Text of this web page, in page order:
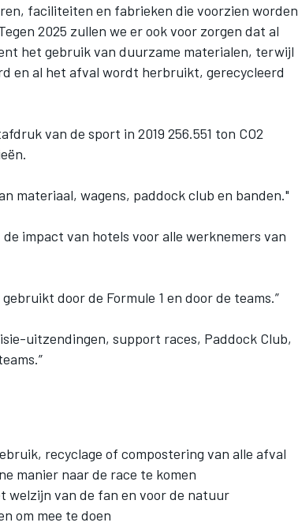
faciliteiten en fabrieken die voorzien worden
2025 zullen we er ook voor zorgen dat al
het gebruik van duurzame materialen, terwijl
en al het afval wordt herbruikt, gerecycleerd
van de sport in 2019 256.551 ton CO2
materiaal, wagens, paddock club en banden."
impact van hotels voor alle werknemers van
door de Formule 1 en door de teams.”
uitzendingen, support races, Paddock Club,
recyclage of compostering van alle afval
manier naar de race te komen
van de fan en voor de natuur
om mee te doen